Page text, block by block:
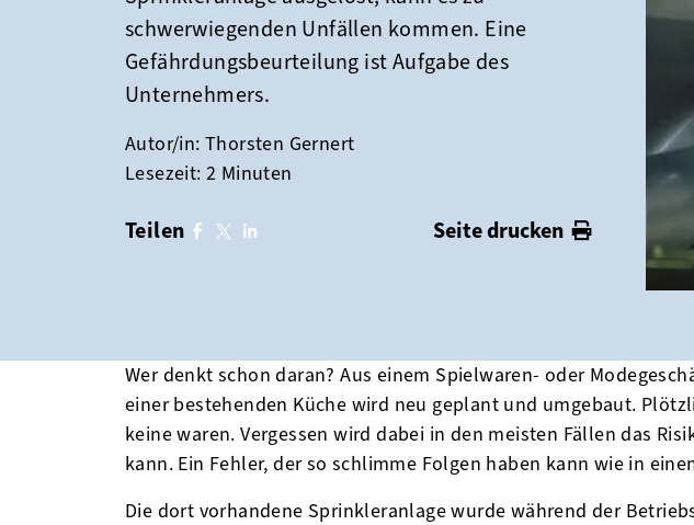
schwerwiegenden Unfällen kommen. Eine
Gefährdungsbeurteilung ist Aufgabe des
Unternehmers.
Autor/in: Thorsten Gernert
Lesezeit: 2 Minuten
Teilen Seite drucken
Wer denkt schon daran? Aus einem Spielwaren- oder
einer bestehenden Küche wird neu geplant und umgebaut.
keine waren. Vergessen wird dabei in den meisten Fällen das
kann. Ein Fehler, der so schlimme Folgen haben kann wie in
Die dort vorhandene Sprinkleranlage wurde während der